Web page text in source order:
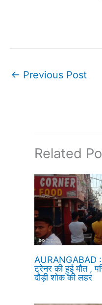
← Previous Post
Related
AURANGABAD :
ट्रेनर की हुई मौत ,
दौड़ी शोक की लहर